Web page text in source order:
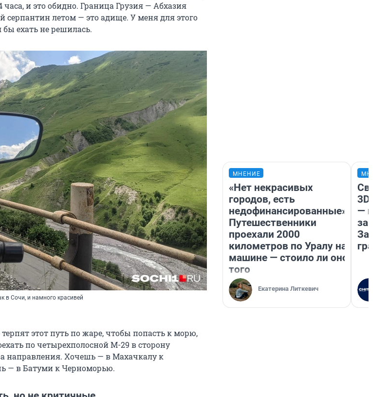
часа, и это обидно. Граница Грузия — Абхазия
серпантин летом — это адище. У меня для этого
ехать не решилась.
в Сочи, и намного красивей
этот путь по жаре, чтобы попасть к морю,
по четырехполосной М-29 в сторону
направления. Хочешь — в Махачкалу к
— в Батуми к Черноморью.
МНЕНИЕ
«Нет некрасивых
городов, есть
недофинансированные».
Путешественники
проехали 2000
километров по Уралу на
машине — стоило ли оно
того
Екатерина Литкевич
— как